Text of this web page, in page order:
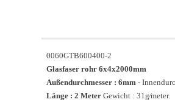
0060GTB600400-2
Glasfaser rohr 6x4x2000mm
Außendurchmesser : 6mm -
Länge : 2 Meter Gewicht : 31g⁄meter.